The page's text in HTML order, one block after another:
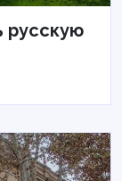
русскую